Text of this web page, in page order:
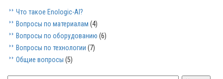
Что такое Enologic-AI?
Вопросы по материалам (4)
Вопросы по оборудованию (6)
Вопросы по технологии (7)
Общие вопросы (5)